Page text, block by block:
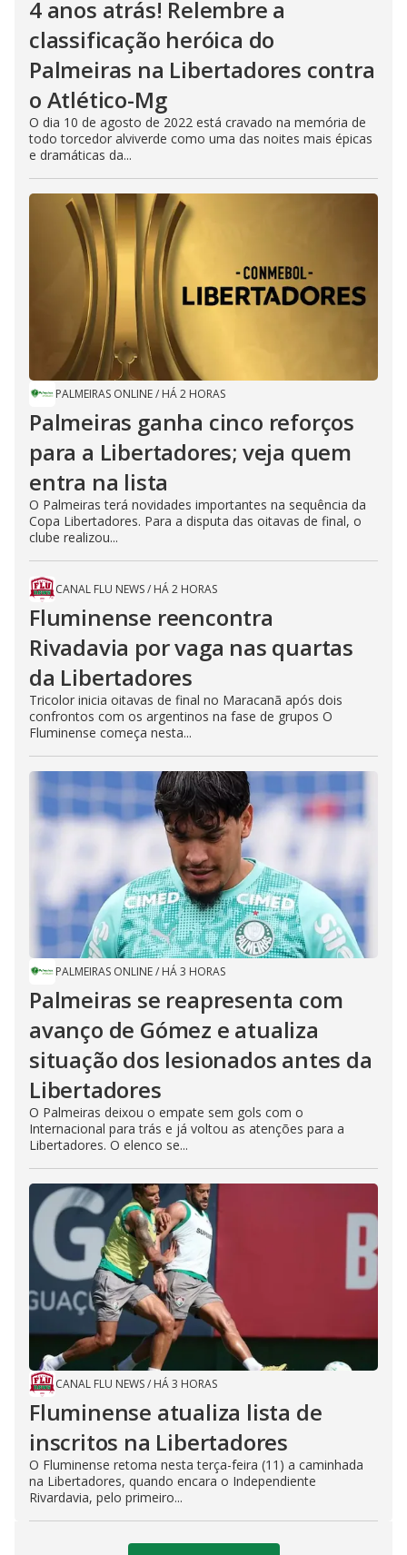
4 anos atrás! Relembre a
classificação heróica do
Palmeiras na Libertadores contra
o Atlético-Mg
O dia 10 de agosto de 2022 está cravado na memória de
todo torcedor alviverde como uma das noites mais épicas
e dramáticas da...
PALMEIRAS ONLINE/ HÁ 2 HORAS
Palmeiras ganha cinco reforços
para a Libertadores; veja quem
entra na lista
O Palmeiras terá novidades importantes na sequência da
Copa Libertadores. Para a disputa das oitavas de final, o
clube realizou...
CANAL FLU NEWS/ HÁ 2 HORAS
Fluminense reencontra
Rivadavia por vaga nas quartas
da Libertadores
Tricolor inicia oitavas de final no Maracanã após dois
confrontos com os argentinos na fase de grupos O
Fluminense começa nesta...
PALMEIRAS ONLINE/ HÁ 3 HORAS
Palmeiras se reapresenta com
avanço de Gómez e atualiza
situação dos lesionados antes da
Libertadores
O Palmeiras deixou o empate sem gols com o
Internacional para trás e já voltou as atenções para a
Libertadores. O elenco se...
CANAL FLU NEWS/ HÁ 3 HORAS
Fluminense atualiza lista de
inscritos na Libertadores
O Fluminense retoma nesta terça-feira (11) a caminhada
na Libertadores, quando encara o Independiente
Rivardavia, pelo primeiro...